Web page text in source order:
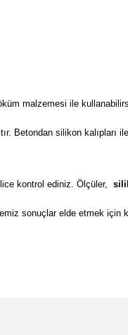
malzemesi ile
Betondan silikon
kontrol ediniz. Ölçüler,
sonuçlar elde etmek için